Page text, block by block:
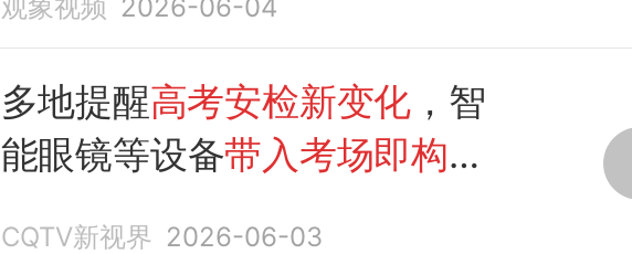
“带入考场即构成作弊”
观象视频 2026-06-04
多地提醒高考安检新变化 ，智
能眼镜等设备带入考场即构成
CQTV新视界 2026-06-03